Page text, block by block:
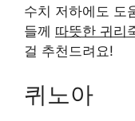
수치 저하에도 도
들께 따뜻한 귀리
걸 추천드려요!
퀴노아